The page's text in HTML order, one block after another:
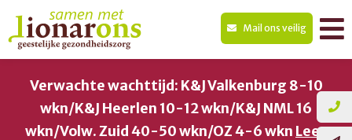
Mail ons veilig
Verwachte wachttijd: K&J Valkenburg 8-10
wkn/K&J Heerlen 10-12 wkn/K&J NML 16
wkn/Volw. Zuid 40-50 wkn/OZ 4-6 wkn Lees